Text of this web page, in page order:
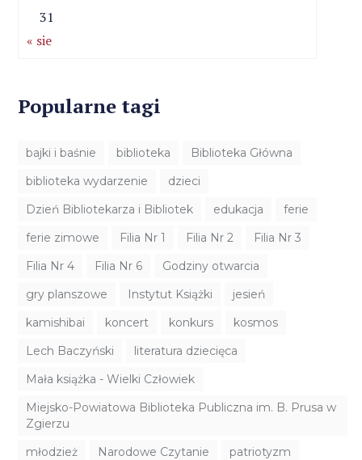
31
« sie
Popularne tagi
bajki i baśnie biblioteka
Biblioteka Główna
biblioteka wydarzenie
dzieci
Dzień Bibliotekarza i Bibliotek
edukacja
ferie
ferie zimowe
Filia Nr 1 Filia Nr 2
Filia Nr 3
Filia Nr 4
Filia Nr 6
Godziny otwarcia
gry planszowe
Instytut Książki
jesień
kamishibai
koncert konkurs
kosmos
Lech Baczyński
literatura dziecięca
Mała książka - Wielki Człowiek
Miejsko-Powiatowa Biblioteka Publiczna im. B. Prusa w
Zgierzu
młodzież
Narodowe Czytanie
patriotyzm